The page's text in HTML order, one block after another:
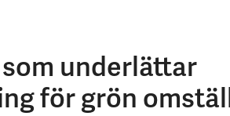
underlättar
för grön